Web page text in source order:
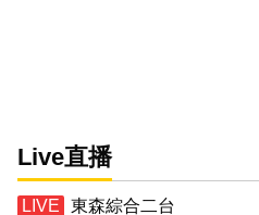
Live直播
東森綜合二台